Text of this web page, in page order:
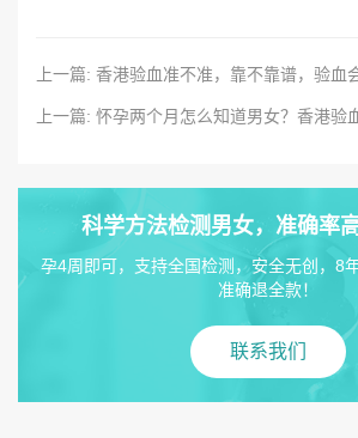
上一篇: 香港验血准不准，靠不靠谱，验血
上一篇: 怀孕两个月怎么知道男女？香港验
科学方法检测男女，准确率
孕4周即可，支持全国检测，安全无创，8
准确退全款！
联系我们